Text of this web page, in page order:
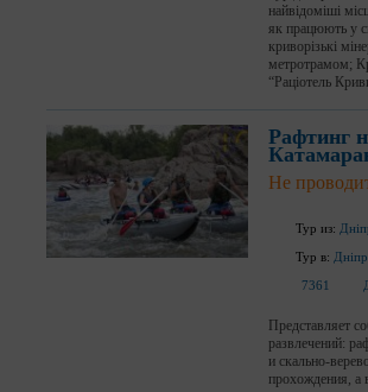
найвідоміші
як працюють у
криворізькі
метротрамом;
“Раціотель
Рафтинг
Не
Тур из:
Тур в:
7361
Представляет
развлечений:
и скально-
прохождения, а